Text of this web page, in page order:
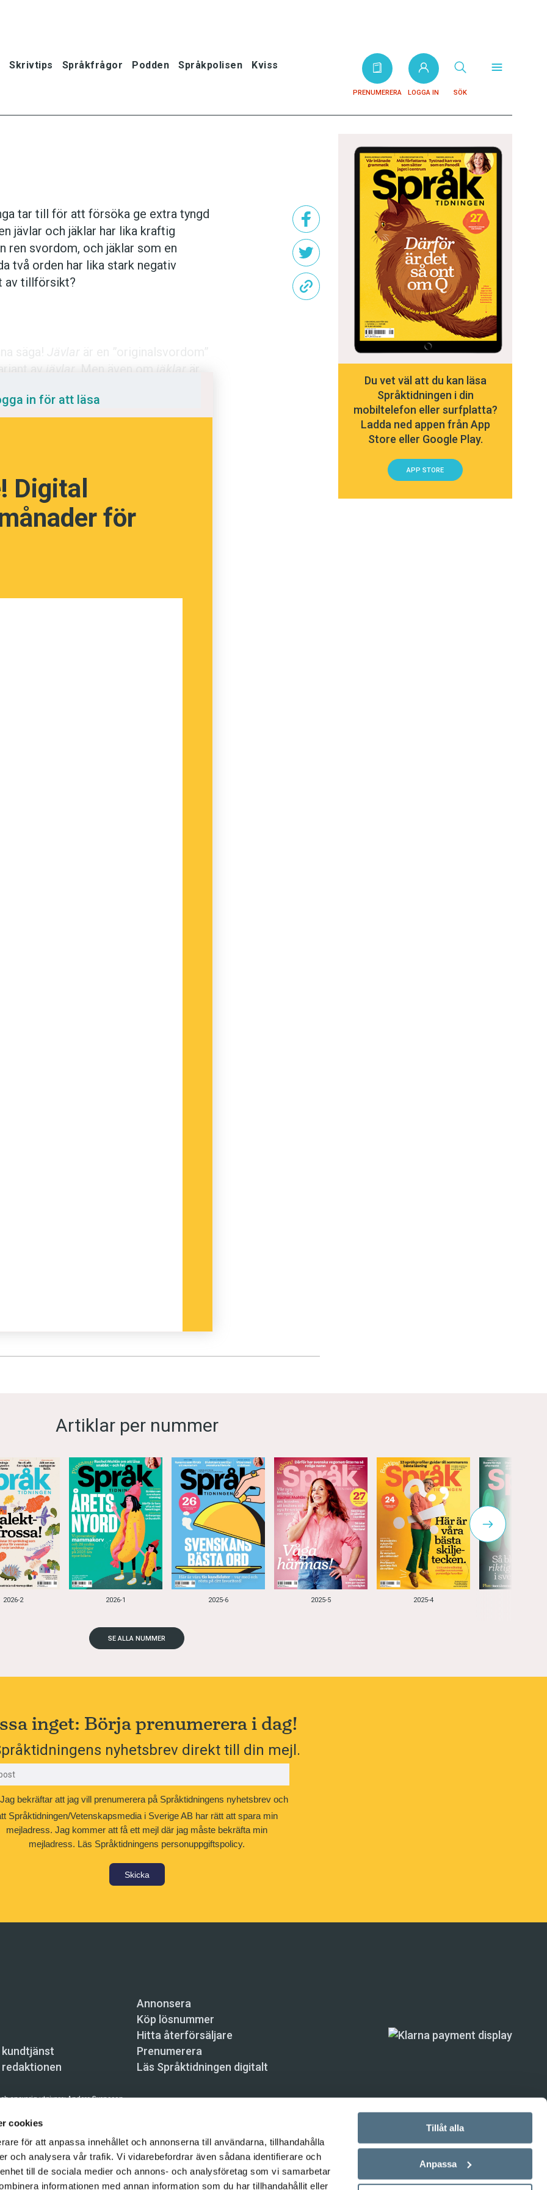
cookies
för att anpassa innehållet och annonserna till användarna, tillhandahålla
och analysera vår trafik. Vi vidarebefordrar även sådana identifierare och
till de sociala medier och annons- och analysföretag som vi samarbetar
informationen med annan information som du har tillhandahållit eller
Tillåt alla
Anpassa
Skrivtips Språkfrågor Podden Språkpolisen Kviss
PRENUMERERA LOGGA IN SÖK
digitalt
tar till för att försöka ge extra tyngd
jävlar och jäklar har lika kraftig
ren svordom, och jäklar som en
två orden har lika stark negativ
av tillförsikt?
av jävlar . Men även om jäklar är
in för att läsa
Digital
för
Du vet väl att du kan läsa
Språktidningen i din
mobiltelefon eller surfplatta?
Ladda ned appen från App
Store eller Google Play.
APP STORE
Artiklar per nummer
2026-2 2026-1 2025-6 2025-5 2025-4
SE ALLA NUMMER
inget: Börja prenumerera i dag!
nyhetsbrev direkt till din mejl.
Jag bekräftar att jag vill prenumerera på Språktidningens nyhetsbrev och
Språktidningen/Vetenskapsmedia i Sverige AB har rätt att spara min
mejladress. Jag kommer att få ett mejl där jag måste bekräfta min
mejladress. Läs Språktidningens personuppgiftspolicy.
Skicka
Annonsera
Köp lösnummer
Hitta återförsäljare
Prenumerera
Läs Språktidningen digitalt
ansvarig utgivare:Anders Svensson
Skeppsbron 34, 111 30 Stockholm,
prenumeration: 08-121 062 34 (vardagar 8–17),kundtjanst@spraktidningen.se
automatiska tjänster och maskinläsbara metoder (robotar, spiders, indexering och liknande) är inte
på denna webbplats är upphovsrättsligt skyddat.